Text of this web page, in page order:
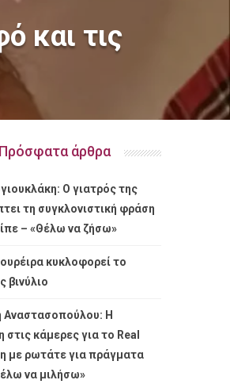
και τις
Πρόσφατα άρθρα
Ο γιατρός της
τη συγκλονιστική φράση
– «Θέλω να ζήσω»
κυκλοφορεί το
βινύλιο
Αναστασοπούλου: Η
στις κάμερες για το Real
με ρωτάτε για πράγματα
να μιλήσω»